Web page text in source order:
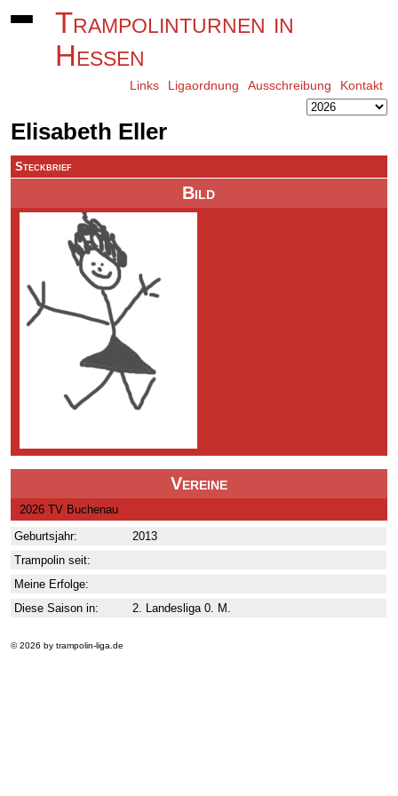
Trampolinturnen in
Hessen
Links Ligaordnung Ausschreibung Kontakt
Elisabeth Eller
Bild
Vereine
2026 TV Buchenau
Steckbrief
Geburtsjahr:
2013
Trampolin seit:
Meine Erfolge:
Diese Saison in:
2. Landesliga 0. M.
© 2026 by trampolin-liga.de